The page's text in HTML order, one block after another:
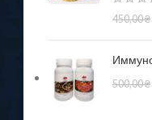
450,00₴
500,00₴